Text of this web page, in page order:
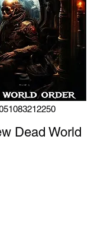
Dead World